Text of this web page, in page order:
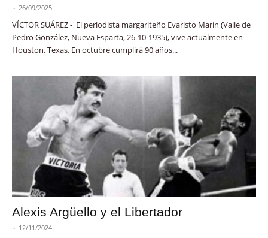
- 26/09/2025
VÍCTOR SUÁREZ - El periodista margariteño Evaristo Marín (Valle de
Pedro González, Nueva Esparta, 26-10-1935), vive actualmente en
Houston, Texas. En octubre cumplirá 90 años...
Alexis Argüello y el Libertador
- 12/11/2024